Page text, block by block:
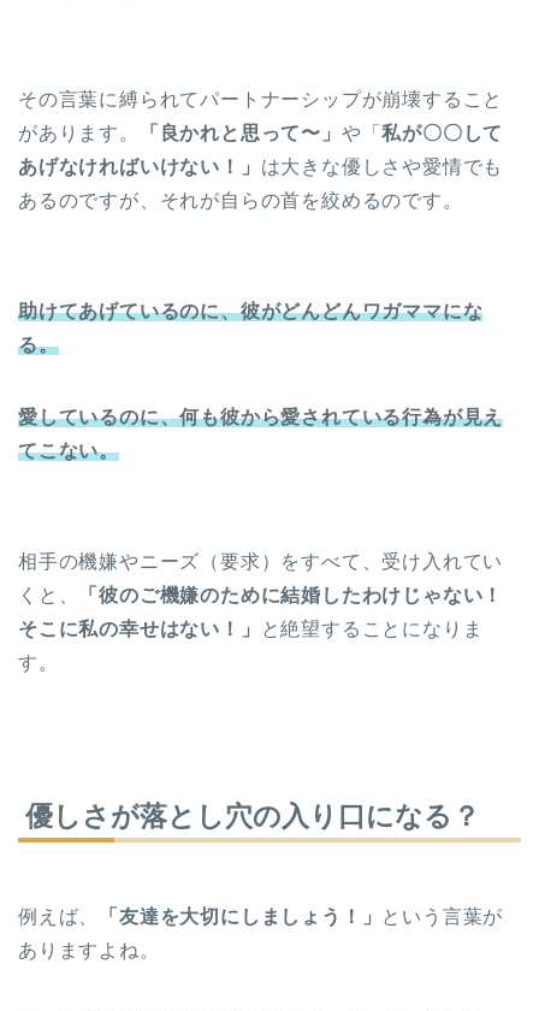
その言葉に縛られてパートナーシップが崩壊すること
があります。
「良かれと思って〜」 や「私が〇〇して
あげなければいけない！」 は大きな優しさや愛情でも
あるのですが、それが自らの首を絞めるのです。
助けてあげているのに、彼がどんどんワガママにな
る。
愛しているのに、何も彼から愛されている行為が見え
てこない。
相手の機嫌やニーズ（要求）をすべて、受け入れてい
くと、
「彼のご機嫌のために結婚したわけじゃない！
そこに私の幸せはない！」
と絶望することになりま
す。
優しさが落とし穴の入り口になる？
例えば、 「友達を大切にしましょう！」
という言葉が
ありますよね。